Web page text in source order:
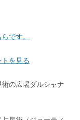
です。
を見る
の広場ダルシャナ